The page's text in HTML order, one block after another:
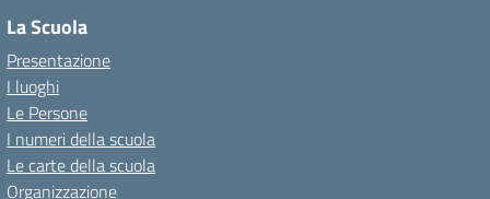
La Scuola
Presentazione
I luoghi
Le Persone
I numeri della scuola
Le carte della scuola
Organizzazione